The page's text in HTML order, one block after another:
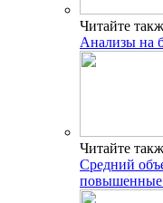
Читайте
Анализы на
Читайте
Средний
повышенные